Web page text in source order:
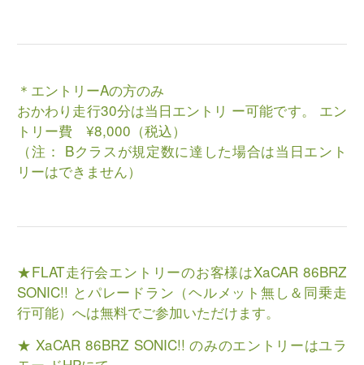
＊エントリーAの方のみ
おかわり走行30分は当日エントリ ー可能です。 エン
トリー費 ¥8,000（税込）
（注： Bクラスが規定数に達した場合は当日エント
リーはできません）
★FLAT走行会エントリーのお客様はXaCAR 86BRZ
SONIC!! とパレードラン（ヘルメット無し＆同乗走
行可能）へは無料でご参加いただけます。
★ XaCAR 86BRZ SONIC!! のみのエントリーはユラ